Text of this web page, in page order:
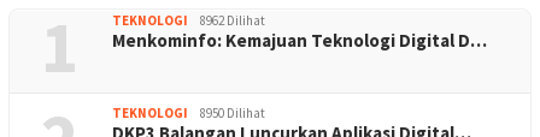
1 TEKNOLOGI 8962 Dilihat
Menkominfo: Kemajuan Teknologi Digital D…
TEKNOLOGI 8950 Dilihat